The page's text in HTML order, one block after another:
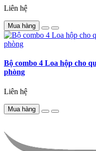
Liên hệ
Mua hàng
Bộ combo 4 Loa hộp cho
phòng
Liên hệ
Mua hàng